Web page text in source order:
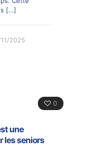
[…]
2025
0
une
les seniors